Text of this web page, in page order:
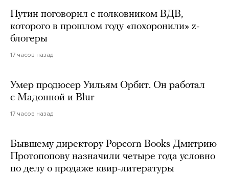
Путин поговорил с полковником ВДВ,
которого в прошлом году «похоронили» z-
блогеры
17 часов назад
Умер продюсер Уильям Орбит. Он работал
с Мадонной и Blur
17 часов назад
Бывшему директору Popcorn Books Дмитрию
Протопопову назначили четыре года условно
по делу о продаже квир-литературы